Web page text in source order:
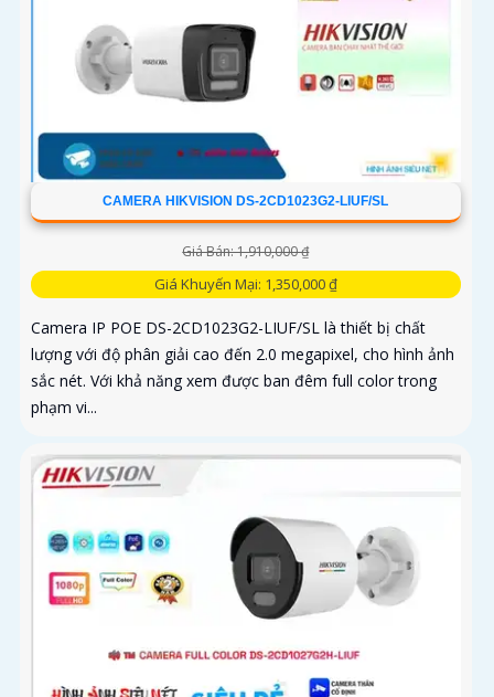
CAMERA HIKVISION DS-2CD1023G2-LIUF/SL
Giá Bán: 1,910,000 ₫
Giá Khuyến Mại: 1,350,000 ₫
Camera IP POE DS-2CD1023G2-LIUF/SL là thiết bị chất
lượng với độ phân giải cao đến 2.0 megapixel, cho hình ảnh
sắc nét. Với khả năng xem được ban đêm full color trong
phạm vi...